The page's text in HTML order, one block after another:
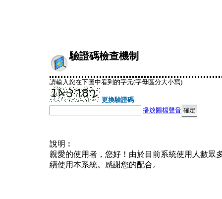
驗證碼檢查機制
請輸入您在下圖中看到的字元(字母區分大小寫)
更換驗證碼
播放圖檔聲音
說明︰
親愛的使用者，您好！由於目前系統使用人數眾
續使用本系統。感謝您的配合。